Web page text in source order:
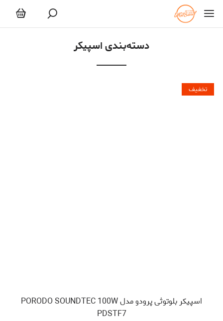
دسته‌بندی اسپیکر
تخفیف
اسپیکر بلوتوثی پرودو مدل PORODO SOUNDTEC 100W
PDSTF7